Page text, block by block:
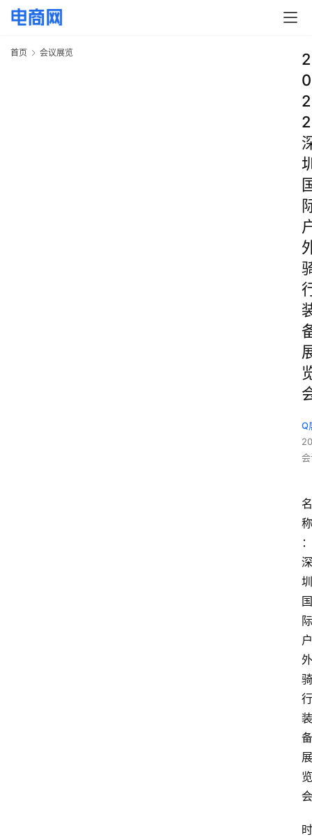
首页 会议展览
2
0
2
2
Q
名
称
：
深
圳
国
际
户
外
骑
行
装
备
展
览
会
时